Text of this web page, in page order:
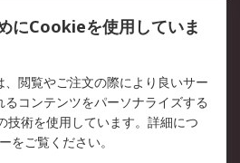
採用情報
ら
コーポレートサイト
にCookieを使用していま
閲覧やご注文の際により良いサー
コンテンツをパーソナライズする
技術を使用しています。詳細につ
ーをご覧ください。